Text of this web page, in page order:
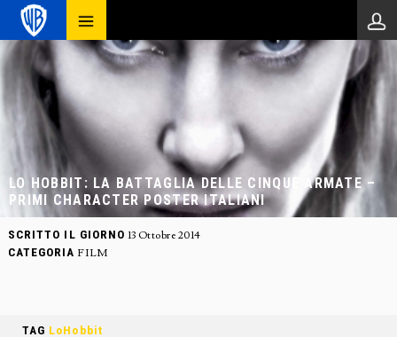
LO HOBBIT: LA BATTAGLIA DELLE CINQUE ARMATE –
PRIMI CHARACTER POSTER ITALIANI
SCRITTO IL GIORNO 13 Ottobre 2014
CATEGORIA FILM
TAG LoHobbit